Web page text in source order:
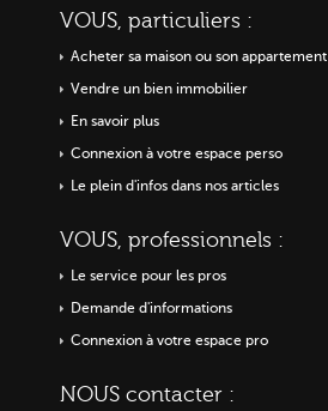
VOUS, particuliers :
Acheter sa maison ou son appartement
Vendre un bien immobilier
En savoir plus
Connexion à votre espace perso
Le plein d'infos dans nos articles
VOUS, professionnels :
Le service pour les pros
Demande d'informations
Connexion à votre espace pro
NOUS contacter :